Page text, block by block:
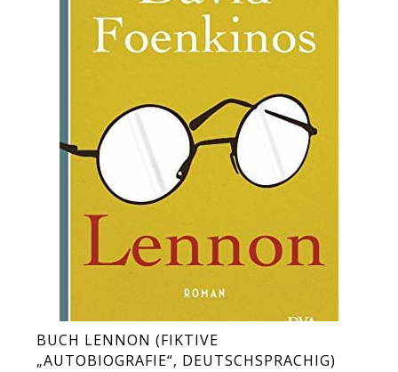
BUCH LENNON (FIKTIVE
„AUTOBIOGRAFIE“, DEUTSCHSPRACHIG)